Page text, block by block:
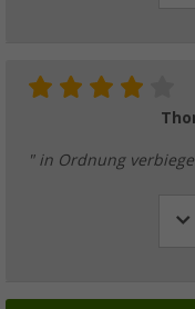
" in Ordnung